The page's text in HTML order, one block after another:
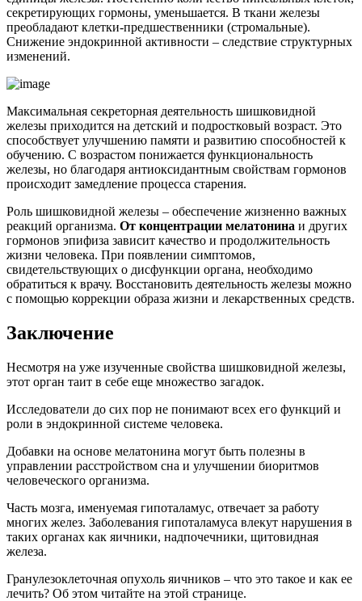
секретирующих гормоны, уменьшается. В ткани железы
преобладают клетки-предшественники (стромальные).
Снижение эндокринной активности – следствие структурных
изменений.
Максимальная секреторная деятельность шишковидной
железы приходится на детский и подростковый возраст. Это
способствует улучшению памяти и развитию способностей к
обучению. С возрастом понижается функциональность
железы, но благодаря антиоксидантным свойствам гормонов
происходит замедление процесса старения.
Роль шишковидной железы – обеспечение жизненно важных
реакций организма. От концентрации мелатонина и других
гормонов эпифиза зависит качество и продолжительность
жизни человека. При появлении симптомов,
свидетельствующих о дисфункции органа, необходимо
обратиться к врачу. Восстановить деятельность железы можно
с помощью коррекции образа жизни и лекарственных средств.
Заключение
Несмотря на уже изученные свойства шишковидной железы,
этот орган таит в себе еще множество загадок.
Исследователи до сих пор не понимают всех его функций и
роли в эндокринной системе человека.
Добавки на основе мелатонина могут быть полезны в
управлении расстройством сна и улучшении биоритмов
человеческого организма.
Часть мозга, именуемая гипоталамус, отвечает за работу
многих желез. Заболевания гипоталамуса влекут нарушения в
таких органах как яичники, надпочечники, щитовидная
железа.
Гранулезоклеточная опухоль яичников – что это такое и как ее
лечить? Об этом читайте на этой странице.